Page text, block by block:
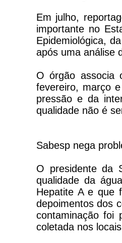
Em julho,
importante no
Epidemiológica,
após uma análise
O órgão associa
fevereiro, março
pressão e da
qualidade não é
Sabesp nega
O presidente da
qualidade da
Hepatite A e que
depoimentos dos
contaminação foi
coletada nos